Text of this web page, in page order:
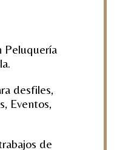
Peluquería
desfiles,
Eventos,
de